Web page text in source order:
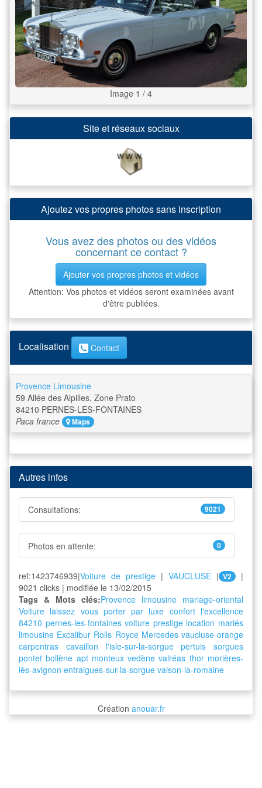
Image 1 / 4
Site et réseaux sociaux
Ajoutez vos propres photos sans inscription
Vous avez des photos ou des vidéos
concernant ce contact ?
Ajouter vos propres photos et vidéos
Attention: Vos photos et vidéos seront examinées avant
d'être publiées.
Localisation Contact
Provence Limousine
59 Allée des Alpilles, Zone Prato
84210 PERNES-LES-FONTAINES
Paca france Maps
Autres infos
Consultations: 9021
Photos en attente: 0
ref:1423746939|Voiture de prestige | VAUCLUSE | V2
|
9021 clicks | modifiée le 13/02/2015
Tags & Mots clés:Provence limousine mariage-oriental
Voiture laissez vous porter par luxe confort l'excellence
84210 pernes-les-fontaines voiture prestige location mariés
limousine Excalibur Rolls Royce Mercedes vaucluse orange
carpentras
cavaillon l'isle-sur-la-sorgue pertuis
sorgues
pontet bollène apt monteux vedène valréas thor morières-
lès-avignon entraigues-sur-la-sorgue vaison-la-romaine
Création anouar.fr